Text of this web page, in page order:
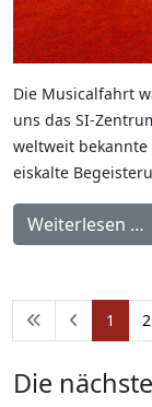
Die Musicalfahrt
uns das SI-
weltweit bekannte
eiskalte
Weiterlesen …
1 2
Die